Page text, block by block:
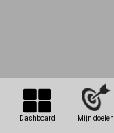
Dashboard Mijn doelen